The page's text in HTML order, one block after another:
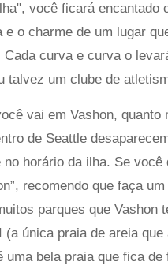
você ficará encantado
e o charme de um lugar
curva e curva o
talvez um clube de
vai em Vashon,
de Seattle
horário da ilha. Se
recomendo que faça
parques que Vashon
(a única praia de areia
uma bela praia que fica